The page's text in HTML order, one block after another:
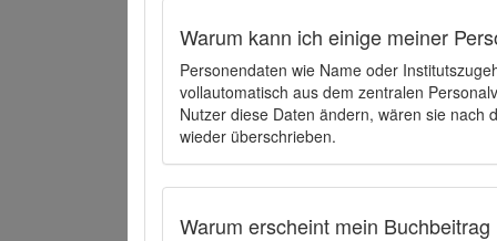
Warum kann ich einige meiner
Personendaten wie Name oder
vollautomatisch aus dem zentralen
Nutzer diese Daten ändern, wären sie
wieder überschrieben.
Warum erscheint mein